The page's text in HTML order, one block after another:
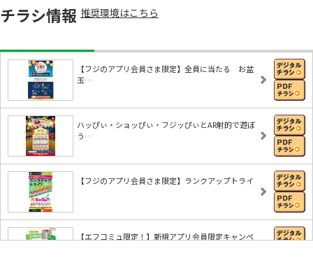
チラシ情報 推奨環境はこちら
【フジのアプリ会員さま限定】全員に当たる お盆
玉…
ハッぴぃ・ショッぴぃ・フジッぴぃとAR射的で遊ぼ
う…
【フジのアプリ会員さま限定】ランクアップトライ
【エフコミュ限定！】新規アプリ会員限定キャンペ